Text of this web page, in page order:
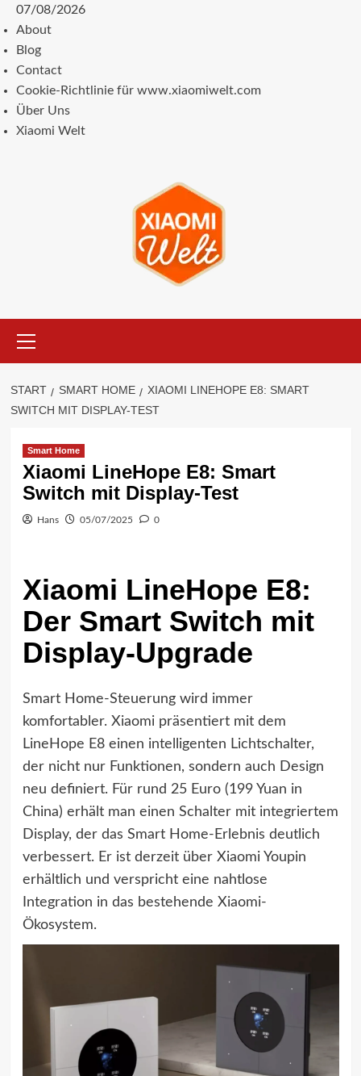
Zum
Inhalt
springen
07/08/2026
About
Blog
Contact
Cookie-Richtlinie für www.xiaomiwelt.com
Über Uns
Xiaomi Welt
Menü
START SMART HOME
XIAOMI LINEHOPE E8: SMART
SWITCH MIT DISPLAY-TEST
Smart Home
Xiaomi LineHope E8: Smart
Switch mit Display-Test
Hans 05/07/2025 0
Xiaomi LineHope E8:
Der Smart Switch mit
Display-Upgrade
Smart Home-Steuerung wird immer
komfortabler. Xiaomi präsentiert mit dem
LineHope E8 einen intelligenten Lichtschalter,
der nicht nur Funktionen, sondern auch Design
neu definiert. Für rund 25 Euro (199 Yuan in
China) erhält man einen Schalter mit integriertem
Display, der das Smart Home-Erlebnis deutlich
verbessert. Er ist derzeit über Xiaomi Youpin
erhältlich und verspricht eine nahtlose
Integration in das bestehende Xiaomi-
Ökosystem.